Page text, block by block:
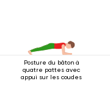
Posture du bâton à
quatre pattes avec
appui sur les coudes